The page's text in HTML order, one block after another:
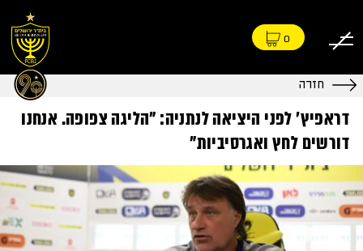
0
חזרה
דראפיץ׳ לפני היציאה לנתניה: "הליגה צפופה. אנחנו
דורשים לחץ ואגרסיביות"